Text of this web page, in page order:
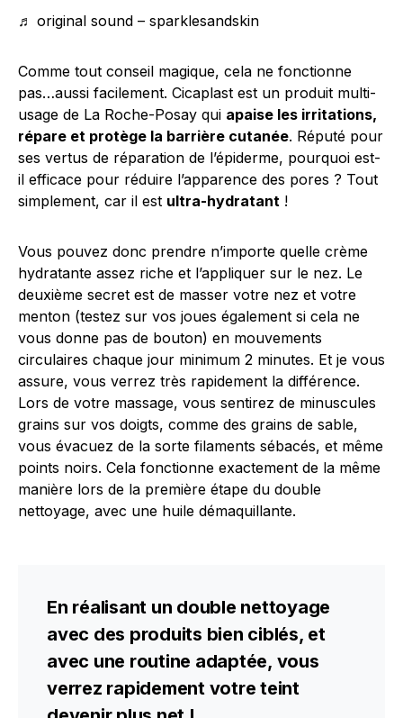
♬ original sound – sparklesandskin
Comme tout conseil magique, cela ne fonctionne
pas…aussi facilement. Cicaplast est un produit multi-
usage de La Roche-Posay qui apaise les irritations,
répare et protège la barrière cutanée. Réputé pour
ses vertus de réparation de l’épiderme, pourquoi est-
il efficace pour réduire l’apparence des pores ? Tout
simplement, car il est ultra-hydratant !
Vous pouvez donc prendre n’importe quelle crème
hydratante assez riche et l’appliquer sur le nez. Le
deuxième secret est de masser votre nez et votre
menton (testez sur vos joues également si cela ne
vous donne pas de bouton) en mouvements
circulaires chaque jour minimum 2 minutes. Et je vous
assure, vous verrez très rapidement la différence.
Lors de votre massage, vous sentirez de minuscules
grains sur vos doigts, comme des grains de sable,
vous évacuez de la sorte filaments sébacés, et même
points noirs. Cela fonctionne exactement de la même
manière lors de la première étape du double
nettoyage, avec une huile démaquillante.
En réalisant un double nettoyage
avec des produits bien ciblés, et
avec une routine adaptée, vous
verrez rapidement votre teint